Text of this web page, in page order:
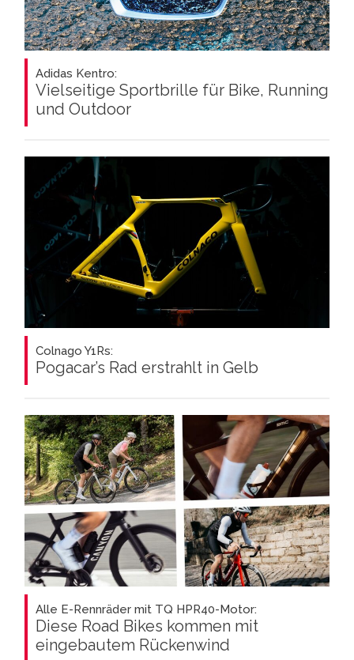
Adidas Kentro:
Vielseitige Sportbrille für Bike, Running
und Outdoor
Colnago Y1Rs:
Pogacar’s Rad erstrahlt in Gelb
Alle E-Rennräder mit TQ HPR40-Motor:
Diese Road Bikes kommen mit
eingebautem Rückenwind